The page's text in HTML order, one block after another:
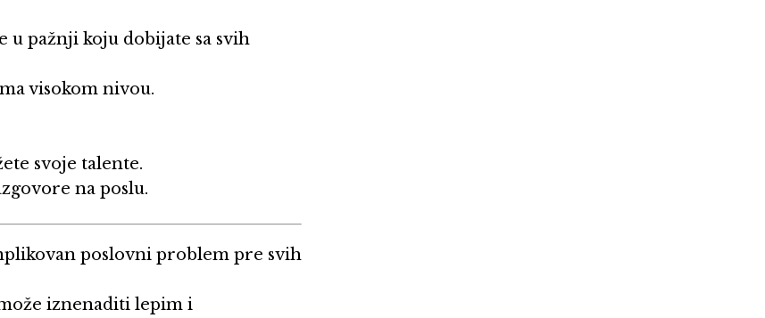
u pažnji koju dobijate sa svih
visokom nivou.
svoje talente.
na poslu.
poslovni problem pre svih
iznenaditi lepim i